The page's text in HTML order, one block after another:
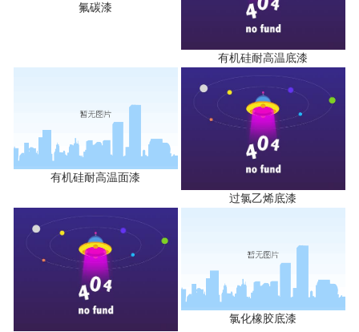
氟碳漆
有机硅耐高温底漆
有机硅耐高温面漆
过氯乙烯底漆
氯化橡胶底漆